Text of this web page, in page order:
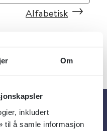
Om
inkludert
til å samle informasjon
Alfabetisk